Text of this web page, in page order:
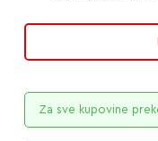
Za sve kupovine